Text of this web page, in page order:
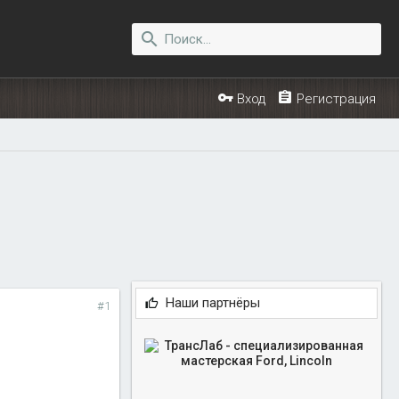
Вход Регистрация
#1 Наши партнёры